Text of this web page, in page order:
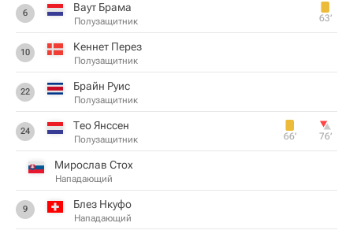
6 Ваут Брама
Полузащитник 63‎’‎
10 Кеннет Перез
Полузащитник
22 Брайн Руис
Полузащитник
24 Тео Янссен
Полузащитник 66‎’‎ 76‎’‎
Мирослав Стох
Нападающий
9 Блез Нкуфо
Нападающий